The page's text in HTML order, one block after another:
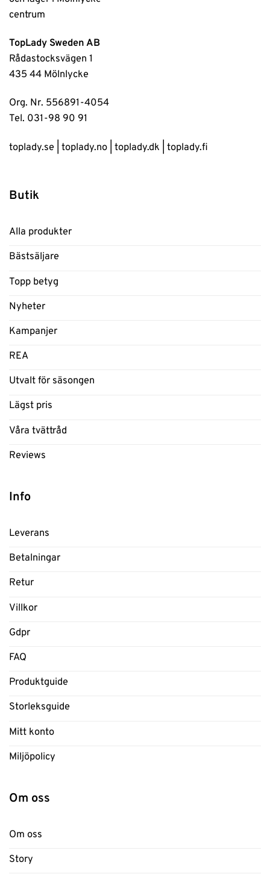
TopLady Sweden AB
Rådastocksvägen 1
435 44 Mölnlycke
Org. Nr. 556891-4054
Tel. 031-98 90 91
toplady.se toplady.no toplady.dk toplady.fi
Butik
Alla produkter
Bästsäljare
Topp betyg
Nyheter
Kampanjer
REA
Utvalt för säsongen
Lägst pris
Våra tvättråd
Reviews
Info
Leverans
Betalningar
Retur
Villkor
Gdpr
FAQ
Produktguide
Storleksguide
Mitt konto
Miljöpolicy
Om oss
Om oss
Story